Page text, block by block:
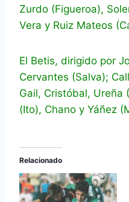
Zurdo (Figueroa),
Vera y Ruiz Mateos
El Betis, dirigido por
Cervantes (Salva);
Gail, Cristóbal, Ureña
(Ito), Chano y Yáñez
Relacionado